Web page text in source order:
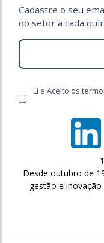
Cadastre o seu
do setor a cada
Li e Aceito os
Desde outubro de
gestão e